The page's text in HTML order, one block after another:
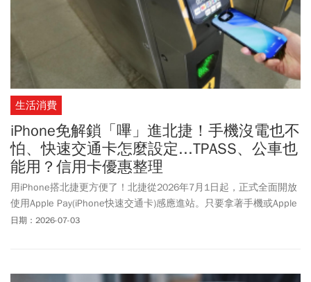
生活消費
iPhone免解鎖「嗶」進北捷！手機沒電也不
怕、快速交通卡怎麼設定...TPASS、公車也
能用？信用卡優惠整理
用iPhone搭北捷更方便了！北捷從2026年7月1日起，正式全面開放
使用Apple Pay(iPhone快速交通卡)感應進站。只要拿著手機或Apple
Watch靠近閘門感應區，不用解鎖手機、開啟錢包App或掃Face ID，
日期：2026-07-03